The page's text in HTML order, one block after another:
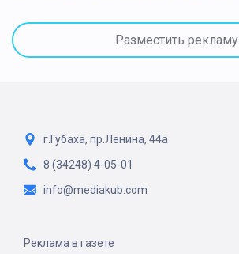
Разместить рекламу
г.Губаха, пр.Ленина, 44а
8 (34248) 4-05-01
info@mediakub.com
Реклама в газете